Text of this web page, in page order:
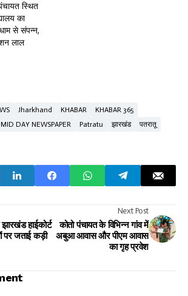
स्थित
का
से संपन्न,
लाल
Jharkhand KHABAR
KHABAR 365
MID DAY NEWSPAPER Patratu झारखंड
पतरातू
हाईकोर्ट
जताई कड़ी
Next Post
कोतो पंचायत के विभिन्न गांव में
अबुआ आवास और पीएम आवास
का गृह प्रवेश